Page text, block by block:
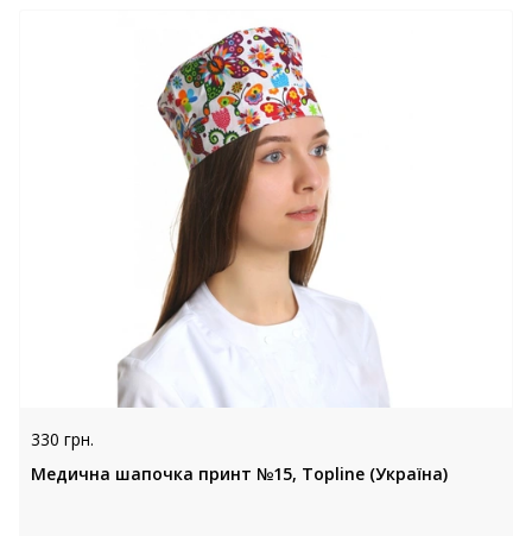
330 грн.
Медична шапочка принт №15, Topline (Україна)